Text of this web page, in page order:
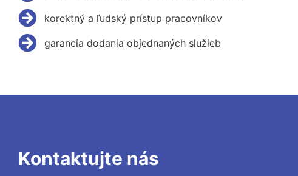
korektný a ľudský prístup pracovníkov
garancia dodania objednaných služieb
Kontaktujte nás